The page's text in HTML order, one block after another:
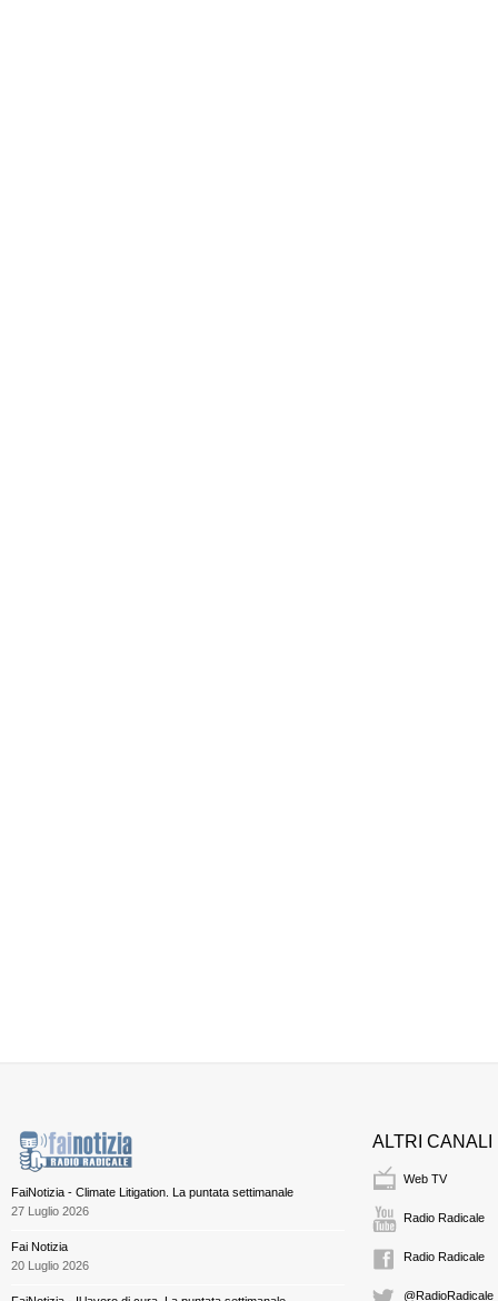
FaiNotizia - Climate Litigation. La puntata settimanale
27 Luglio 2026
Fai Notizia
20 Luglio 2026
ALTRI CANALI
Web TV
Radio Radicale
Radio Radicale
@RadioRadicale